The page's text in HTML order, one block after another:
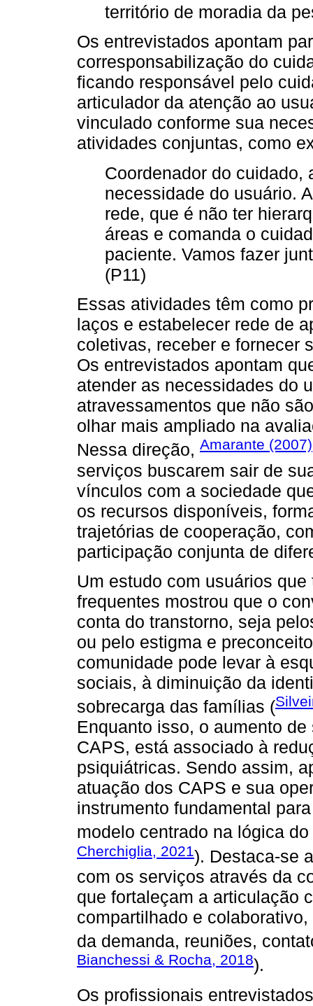
território de moradia da
Os entrevistados apontam
corresponsabilização do
ficando responsável pelo
articulador da atenção ao
vinculado conforme sua
atividades conjuntas, como
Coordenador do cuidado,
necessidade do usuário.
rede, que é não ter
áreas e comanda o
paciente. Vamos fazer
(P11)
Essas atividades têm como
laços e estabelecer rede de
coletivas, receber e fornecer
Os entrevistados apontam
atender as necessidades do
atravessamentos que não
olhar mais ampliado na
Nessa direção, Amarante (2007)
serviços buscarem sair de
vínculos com a sociedade
os recursos disponíveis,
trajetórias de cooperação,
participação conjunta de
Um estudo com usuários
frequentes mostrou que o
conta do transtorno, seja
ou pelo estigma e
comunidade pode levar à
sociais, à diminuição da
sobrecarga das famílias (
Enquanto isso, o aumento
CAPS, está associado à
psiquiátricas. Sendo assim,
atuação dos CAPS e sua
instrumento fundamental
modelo centrado na lógica
Cherchiglia, 2021). Destaca-se
com os serviços através da
que fortaleçam a articulação
compartilhado e
da demanda, reuniões,
Bianchessi & Rocha, 2018).
Os profissionais